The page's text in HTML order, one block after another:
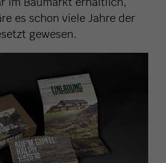
es schon viele Jahre der
gewesen.